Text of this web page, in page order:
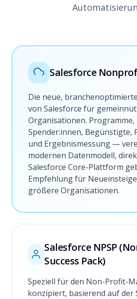
Salesforce
Die neue,
von Salesforce für
Organisationen. Programme,
Spender:innen, Begünstigte,
und Ergebnismessung —
modernen Datenmodell,
Salesforce Core-Plattform
Empfehlung für
größere Organisationen.
Salesforce NPSP
Success Pack)
Speziell für den Non-Profit-
konzipiert, basierend auf der